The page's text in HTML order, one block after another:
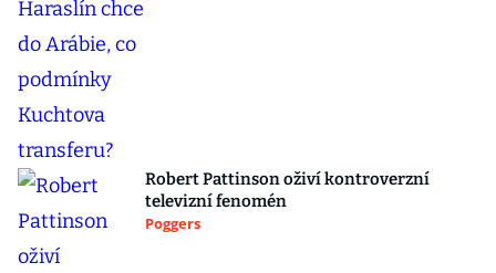
Robert Pattinson oživí kontroverzní
televizní fenomén
Poggers